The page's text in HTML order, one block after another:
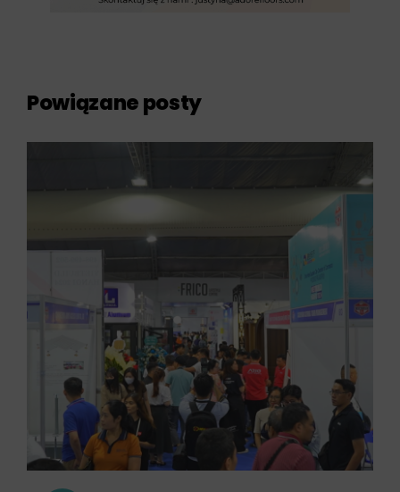
Powiązane posty